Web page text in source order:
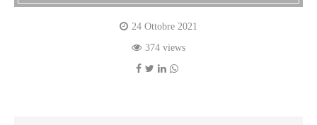
24 Ottobre 2021
374 views